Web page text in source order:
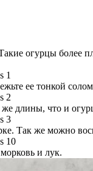
огурцы
ее тонкой
же длины, что и
Так же можно
и лук.